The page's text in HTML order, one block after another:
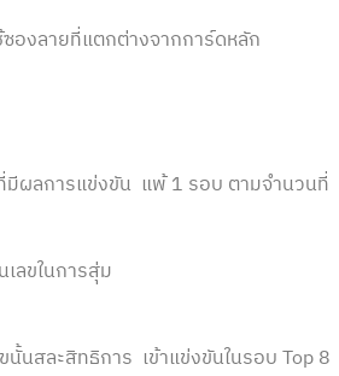
องลายที่แตกต่างจากการ์ดหลัก
มีผลการแข่งขัน แพ้ 1 รอบ ตามจำนวนที่
ลขในการสุ่ม
นสละสิทธิการ เข้าแข่งขันในรอบ Top 8